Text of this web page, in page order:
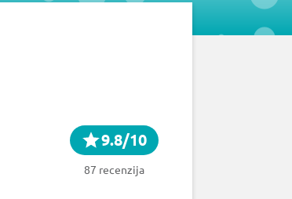
9.8/10
87 recenzija